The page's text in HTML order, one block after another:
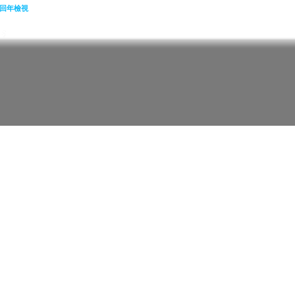
回年檢視